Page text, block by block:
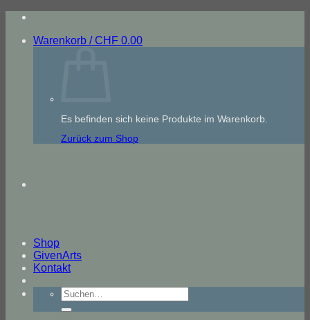
Zum
springenWarenkorb / CHF 0.00
Es befinden sich keine Produkte im Warenkorb.
Zurück zum Shop
Shop
GivenArts
Kontakt
Suche
nach: